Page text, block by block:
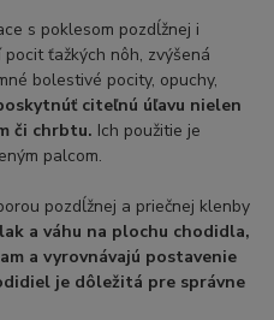
s poklesom pozdĺžnej i
ťažkých nôh, zvýšená
bolestivé pocity, opuchy,
citeľnú úľavu nielen
či chrbtu. Ich použitie je
palcom.
pozdĺžnej a priečnej klenby
a váhu na plochu chodidla,
a vyrovnávajú postavenie
je dôležitá pre správne